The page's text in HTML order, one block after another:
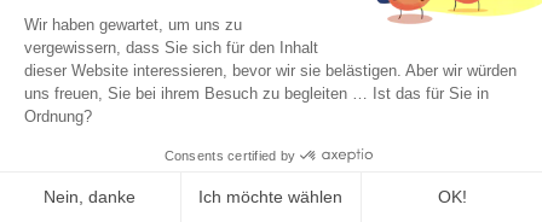
Glühbirnenhalter
Blinklicht / Nachtlicht
für RENAULT 4 / 3 / F (R4)
Cabochon Feuerplatte
und Originalrückstoß
für RENAULT 4 / 3 / F (R4)
Wir haben gewartet, um uns zu
vergewissern, dass Sie sich für den Inhalt
dieser Website interessieren, bevor wir sie belästigen. Aber wir würden
uns freuen, Sie bei ihrem Besuch zu begleiten … Ist das für Sie in
Ordnung?
Consents certified by
Nein, danke Ich möchte wählen OK!